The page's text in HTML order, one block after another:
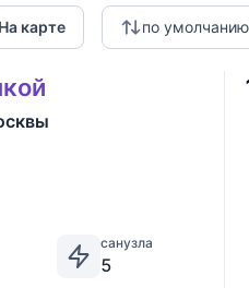
по умолчанию
На карте
санузла
5